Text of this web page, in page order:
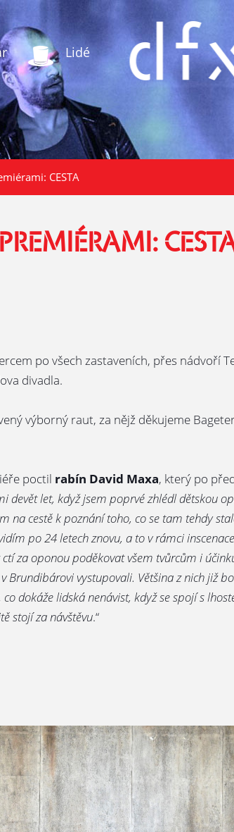
Lidé
CESTA
po všech zastaveních, přes nádvoří
divadla.
výborný raut, za nějž děkujeme
poctil rabín David Maxa, který po
devět let, když jsem poprvé zhlédl dětskou
na cestě k poznání toho, co se tam tehdy
po 24 letech znovu, a to v rámci
za oponou poděkovat všem tvůrcům i
Brundibárovi vystupovali. Většina z nich již
dokáže lidská nenávist, když se spojí s
stojí za návštěvu.“